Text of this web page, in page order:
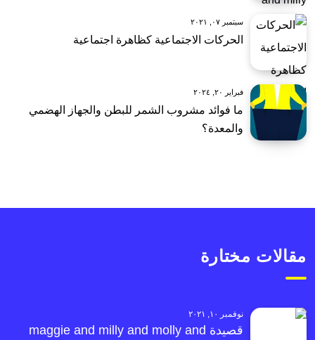
سبتمبر ٠٧, ٢٠٢١
الحركات الاجتماعية كظاهرة اجتماعية
فبراير ٢٠, ٢٠٢٤
ما فوائد مشروب الشمر للبطن والجهاز الهضمي
والمعدة؟
مقالات مختارة
نوفمبر ١٠, ٢٠٢١
قصيدة maggie and milly and molly and